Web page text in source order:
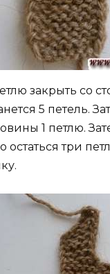
закрыть со
5 петель.
1 петлю.
три